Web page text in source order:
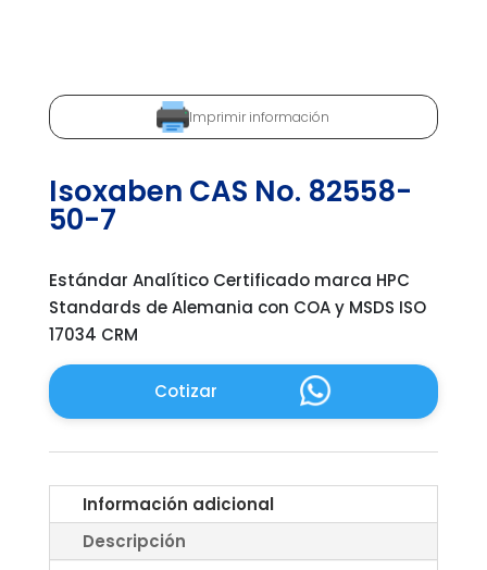
Imprimir información
Isoxaben CAS No. 82558-
50-7
Estándar Analítico Certificado marca HPC
Standards de Alemania con COA y MSDS ISO
17034 CRM
Cotizar
Información adicional
Descripción